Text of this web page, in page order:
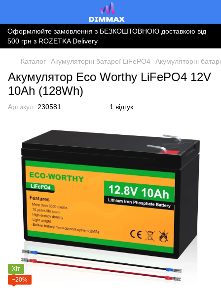
Оформлюйте замовлення з БЕЗКОШТОВНОЮ доставкою від
500 грн з ROZETKA Delivery
Каталог Акумуляторні батареї LiFePO4 Акумуляторні
Акумулятор Eco Worthy LiFePO4 12V
10Ah (128Wh)
Артикул: 230581 1 відгук
Хіт
−20%